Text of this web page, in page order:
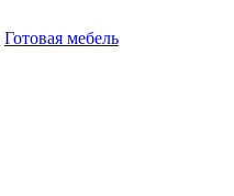
Готовая мебель